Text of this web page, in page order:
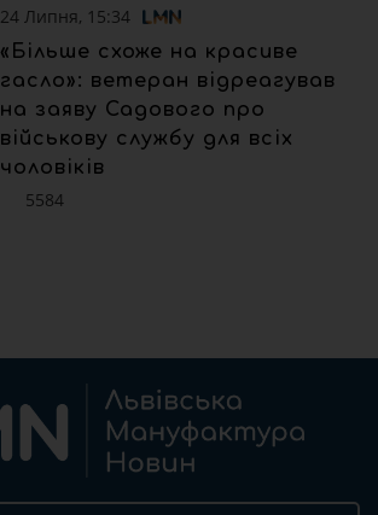
24 Липня, 15:34
«Більше схоже на красиве
гасло»: ветеран відреагував
на заяву Садового про
військову службу для всіх
чоловіків
5584